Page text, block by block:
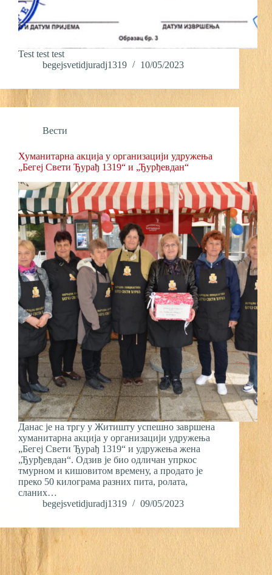
Test test test
begejsvetidjuradj1319
10/05/2023
Вести
Хуманитарна акција у организацији удружења
„Бегеј Свети Ђурађ 1319“ и „Ђурђевдан“
Данас је на тргу у Житишту успешно завршена
хуманитарна акција у организацији удружења
„Бегеј Свети Ђурађ 1319“ и удружења жена
„Ђурђевдан“. Одзив је био одличан упркос
тмурном и кишовитом времену, а продато је
преко 50 килограма разних пита, ролата,
сланих…
begejsvetidjuradj1319
09/05/2023